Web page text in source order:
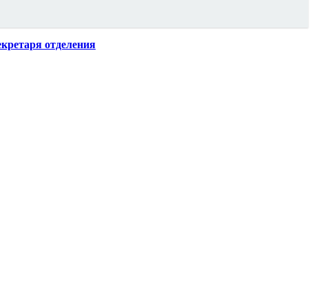
отделения